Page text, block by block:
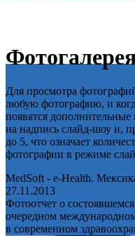
Для просмотра
любую фотографию, и
появятся
на надпись слайд-шоу и,
до 5, что означает
фотографии в режиме
MedSoft - e-Health.
27.11.2013
Фотоотчет о
очередном
в современном